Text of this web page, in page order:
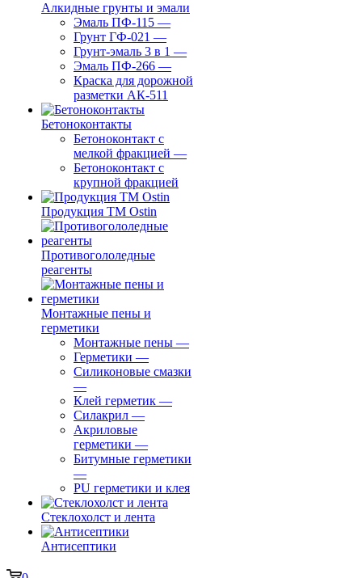
Алкидные грунты и эмали
Эмаль ПФ-115 —
Грунт ГФ-021 —
Грунт-эмаль 3 в 1 —
Эмаль ПФ-266 —
Краска для дорожной
разметки АК-511
Бетоноконтакты
Бетоноконтакт с
мелкой фракцией —
Бетоноконтакт с
крупной фракцией
Продукция ТМ Ostin
Противогололедные
реагенты
Монтажные пены и
герметики
Монтажные пены —
Герметики —
Силиконовые смазки
—
Клей герметик —
Силакрил —
Акриловые
герметики —
Битумные герметики
—
PU герметики и клея
Стеклохолст и лента
Антисептики